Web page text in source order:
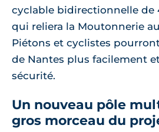
cyclable bidirectionnelle de
qui reliera la Moutonnerie
Piétons et cyclistes
de Nantes plus facilement
sécurité.
Un nouveau pôle
gros morceau du